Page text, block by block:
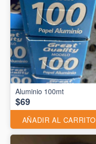
$69
AÑADIR AL CARRITO